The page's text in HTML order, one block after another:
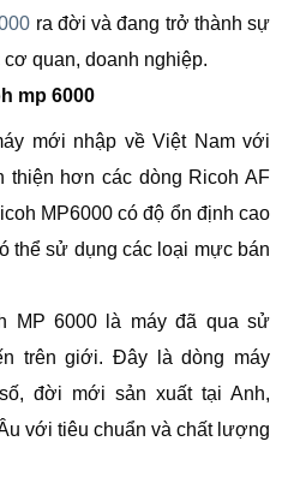
ra đời và đang trở thành sự
quan, doanh nghiệp.
mp 6000
mới nhập về Việt Nam với
thiện hơn các dòng Ricoh AF
MP6000 có độ ổn định cao
thể sử dụng các loại mực bán
MP 6000 là máy đã qua sử
trên giới. Đây là dòng máy
đời mới sản xuất tại Anh,
với tiêu chuẩn và chất lượng